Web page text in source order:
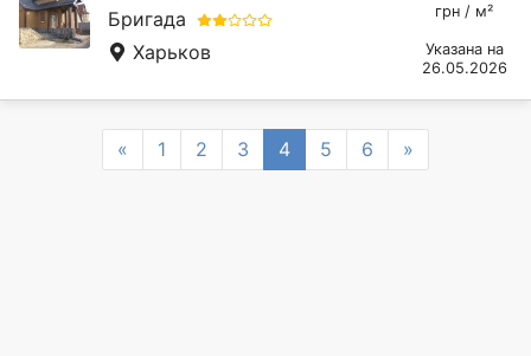
Бригада
Харьков
грн / м²
Указана на
26.05.2026
« Previous
1 2 3 4 5 6 »